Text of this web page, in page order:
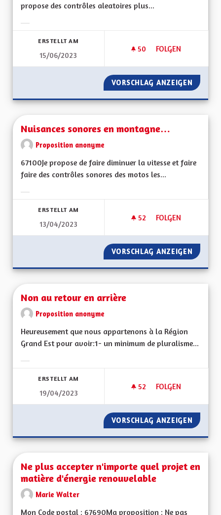
propose des contrôles aleatoires plus...
ERSTELLT AM
15/06/2023
50 50 FOLLOWER
FOLGEN
NUISANCES
VORSCHLAG ANZEIGEN
Nuisances sonores en montagne…
Proposition anonyme
67100Je propose de faire diminuer la vitesse et faire
faire des contrôles sonores des motos les...
ERSTELLT AM
13/04/2023
52 52 FOLLOWER
FOLGEN
NUISANCES
VORSCHLAG ANZEIGEN
Non au retour en arrière
Proposition anonyme
Heureusement que nous appartenons à la Région
Grand Est pour avoir:1- un minimum de pluralisme...
ERSTELLT AM
19/04/2023
52 52 FOLLOWER
FOLGEN
NON AU RETOUR
VORSCHLAG ANZEIGEN NON
Ne plus accepter n'importe quel projet en
matière d'énergie renouvelable
Marie Walter
Mon Code postal : 67690Ma proposition : Ne pas